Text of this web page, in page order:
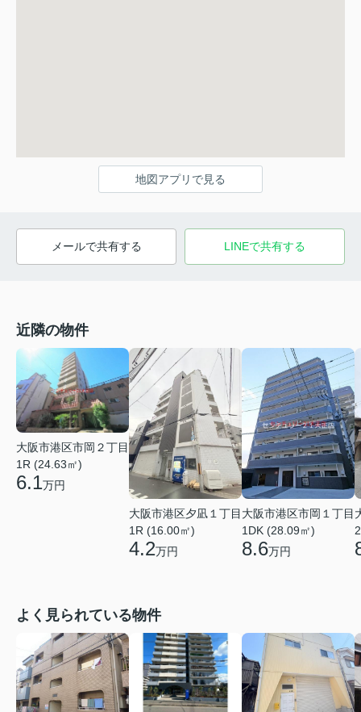
地図アプリで見る
メールで共有する LINEで共有する
近隣の物件
大阪市港区市岡２丁目
1R (24.63㎡)
6.1万円
大阪市港区夕凪１丁目
1R (16.00㎡)
4.2万円
大阪市港区市岡１丁目
1DK (28.09㎡)
8.6万円
よく見られている物件